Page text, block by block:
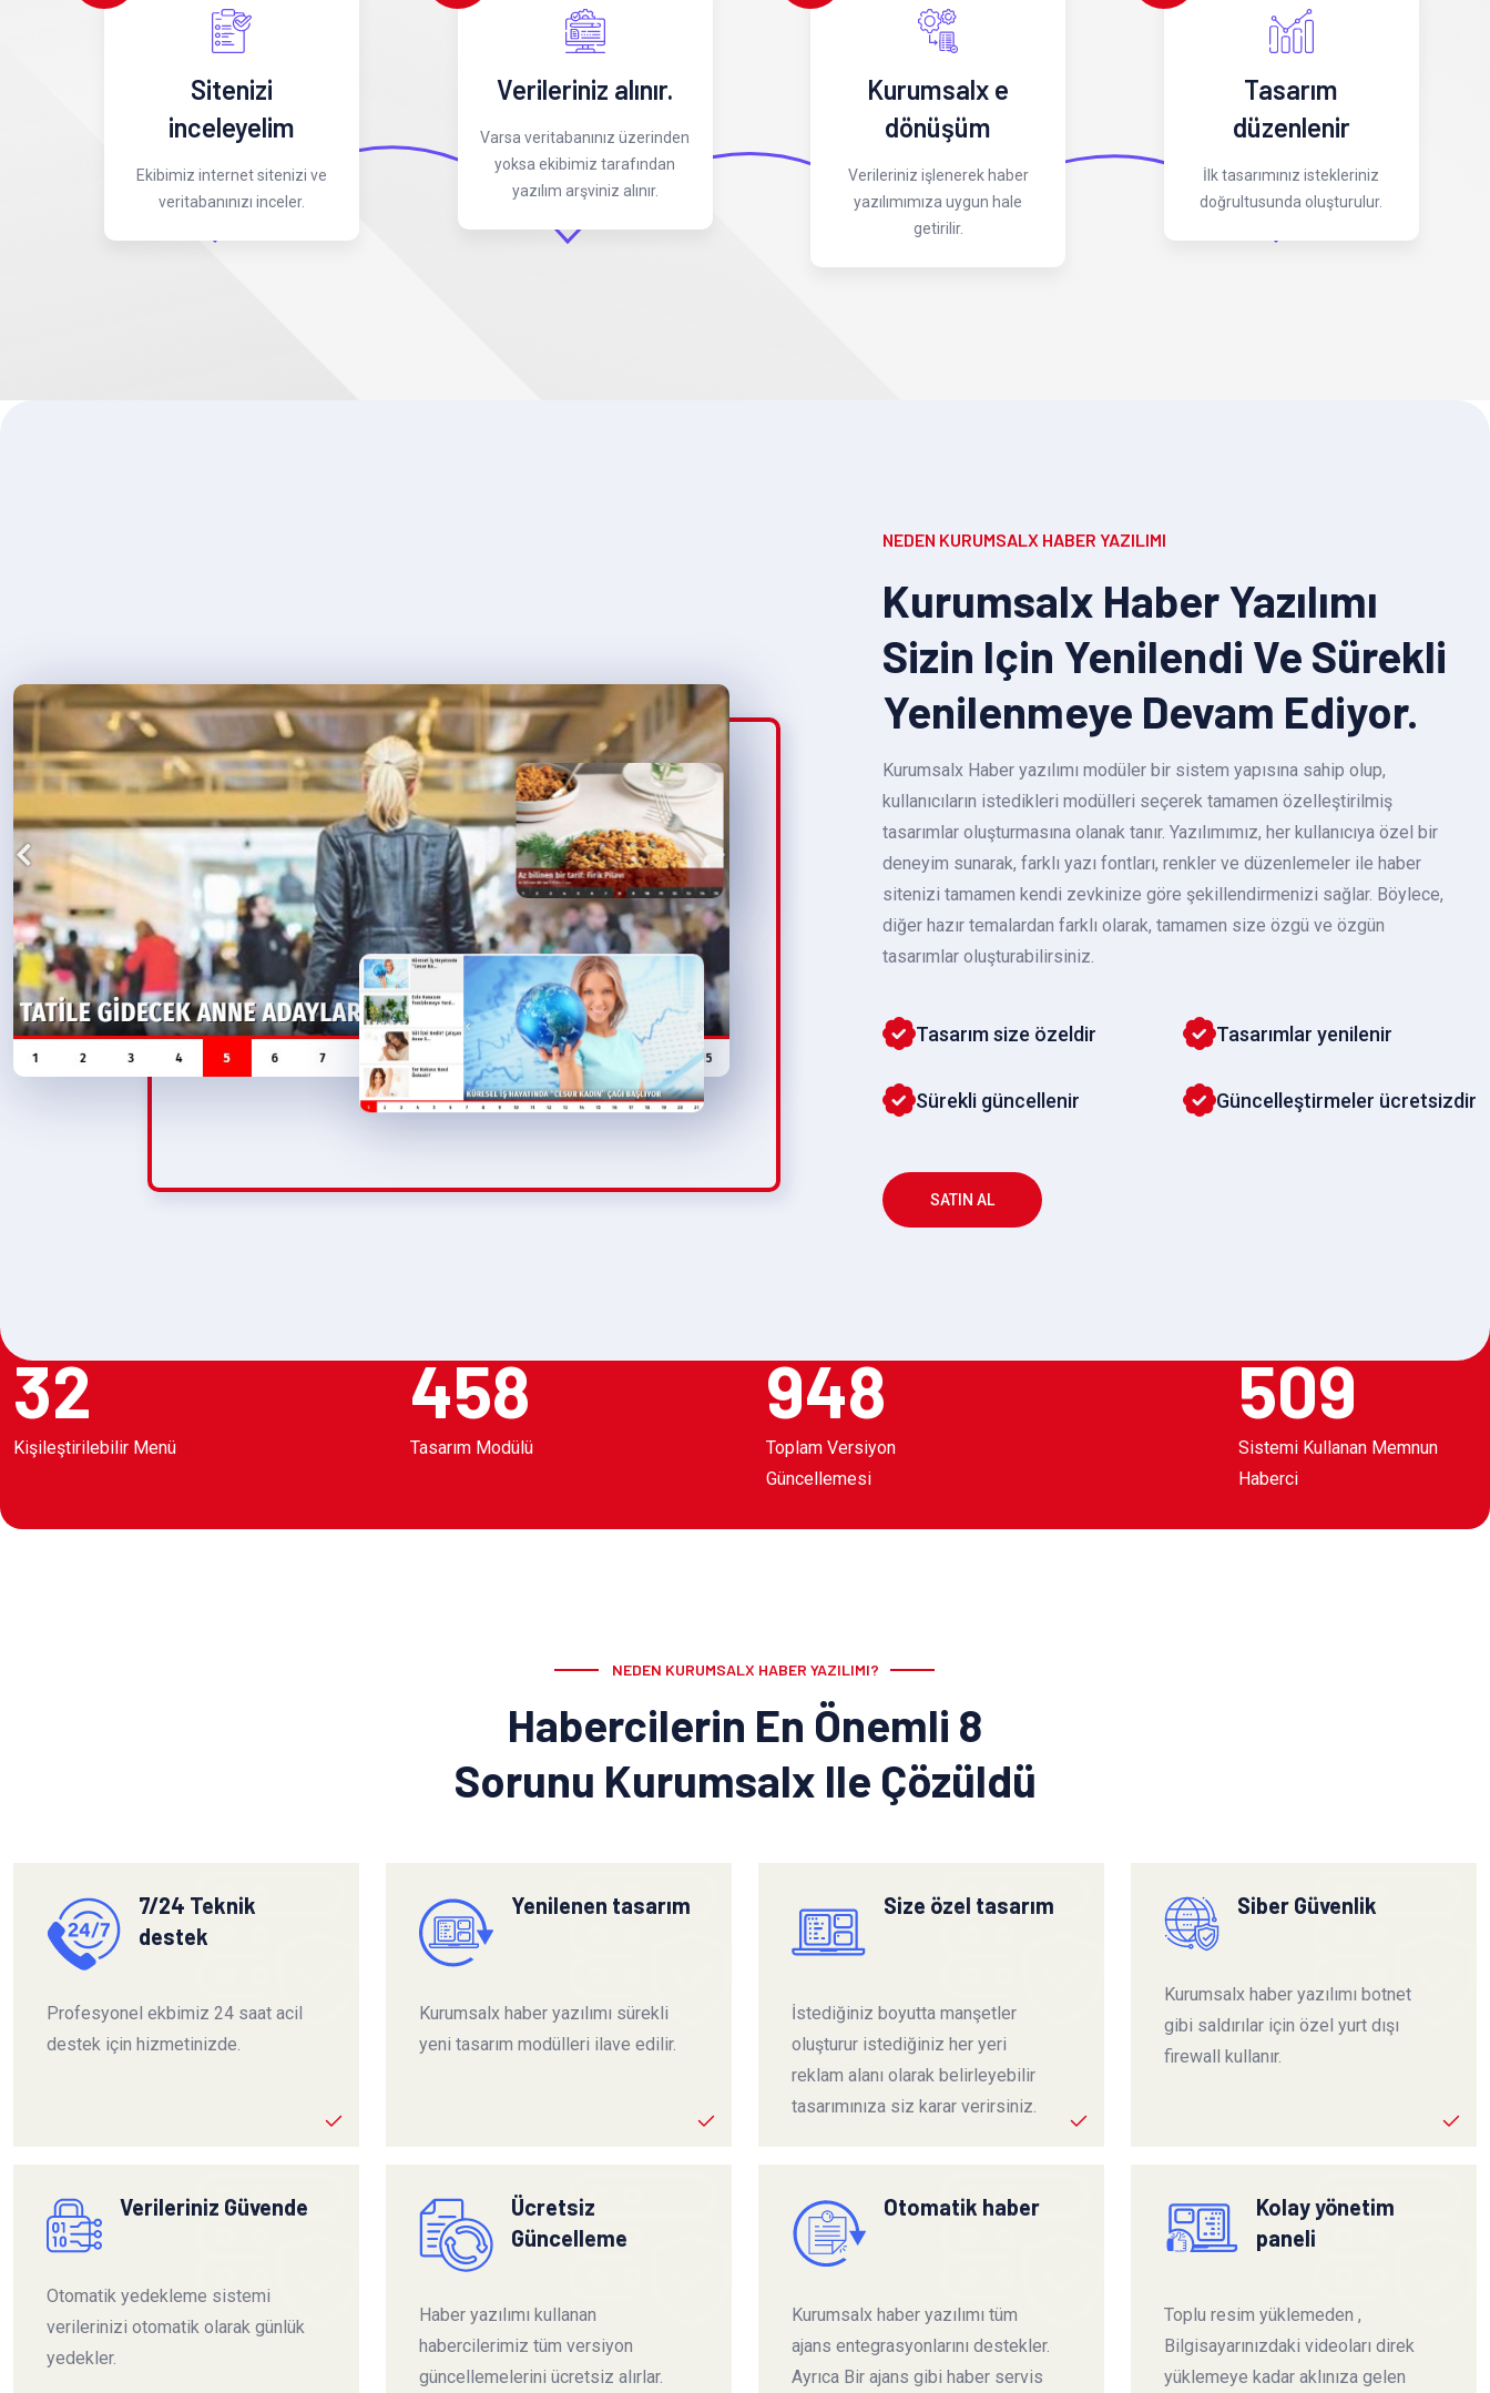
Sitenizi
inceleyelim
Ekibimiz internet sitenizi ve
veritabanınızı inceler.
Verileriniz alınır.
Varsa veritabanınız üzerinden
yoksa ekibimiz tarafından
yazılım arşviniz alınır.
Kurumsalx e
dönüşüm
Verileriniz işlenerek haber
yazılımımıza uygun hale
getirilir.
Tasarım
düzenlenir
İlk tasarımınız istekleriniz
doğrultusunda oluşturulur.
NEDEN KURUMSALX HABER YAZILIMI
Kurumsalx Haber Yazılımı
Sizin Için Yenilendi Ve Sürekli
Yenilenmeye Devam Ediyor.
Kurumsalx Haber yazılımı modüler bir sistem yapısına sahip olup,
kullanıcıların istedikleri modülleri seçerek tamamen özelleştirilmiş
tasarımlar oluşturmasına olanak tanır. Yazılımımız, her kullanıcıya özel bir
deneyim sunarak, farklı yazı fontları, renkler ve düzenlemeler ile haber
sitenizi tamamen kendi zevkinize göre şekillendirmenizi sağlar. Böylece,
diğer hazır temalardan farklı olarak, tamamen size özgü ve özgün
tasarımlar oluşturabilirsiniz.
Tasarım size özeldir
Sürekli güncellenir
Tasarımlar yenilenir
Güncelleştirmeler ücretsizdir
SATIN AL
32
Kişileştirilebilir Menü
458
Tasarım Modülü
948
Toplam Versiyon
Güncellemesi
509
Sistemi Kullanan Memnun
Haberci
NEDEN KURUMSALX HABER YAZILIMI?
Habercilerin En Önemli 8
Sorunu Kurumsalx Ile Çözüldü
7/24 Teknik
destek
Profesyonel ekbimiz 24 saat acil
destek için hizmetinizde.
Yenilenen tasarım
Kurumsalx haber yazılımı sürekli
yeni tasarım modülleri ilave edilir.
Size özel tasarım
İstediğiniz boyutta manşetler
oluşturur istediğiniz her yeri
reklam alanı olarak belirleyebilir
tasarımınıza siz karar verirsiniz.
Siber Güvenlik
Kurumsalx haber yazılımı botnet
gibi saldırılar için özel yurt dışı
firewall kullanır.
Verileriniz Güvende
Otomatik yedekleme sistemi
verilerinizi otomatik olarak günlük
yedekler.
Ücretsiz
Güncelleme
Haber yazılımı kullanan
habercilerimiz tüm versiyon
güncellemelerini ücretsiz alırlar.
Otomatik haber
Kurumsalx haber yazılımı tüm
ajans entegrasyonlarını destekler.
Ayrıca Bir ajans gibi haber servis
Kolay yönetim
paneli
Toplu resim yüklemeden ,
Bilgisayarınızdaki videoları direk
yüklemeye kadar aklınıza gelen